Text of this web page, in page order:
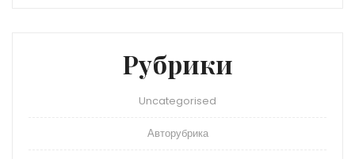
Рубрики
Uncategorised
Авторубрика